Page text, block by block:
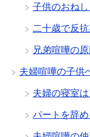
子供のおね
二十歳で反
兄弟喧嘩の原
夫婦喧嘩の子供
夫婦の寝室
パートを辞め